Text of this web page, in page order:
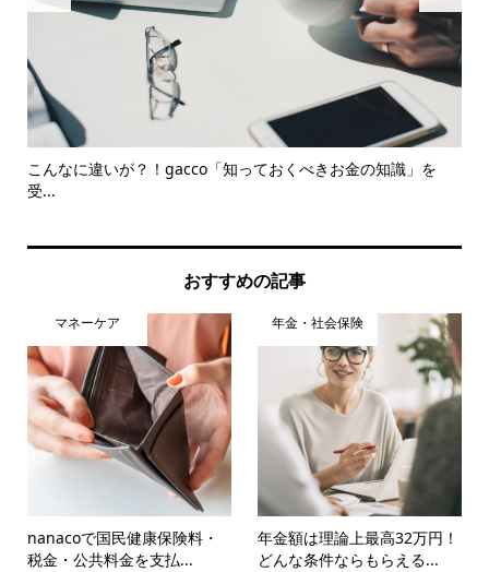
こんなに違いが？！gacco「知っておくべきお金の知識」を
受...
おすすめの記事
マネーケア
nanacoで国民健康保険料・
税金・公共料金を支払...
年金・社会保険
年金額は理論上最高32万円！
どんな条件ならもらえる...